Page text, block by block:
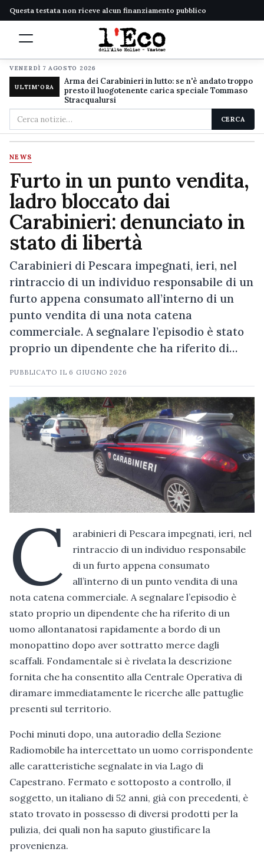
Questa testata non riceve alcun finanziamento pubblico
VENERDÌ 7 AGOSTO 2026
ULTIM'ORA
Arma dei Carabinieri in lutto: se n'è andato troppo
presto il luogotenente carica speciale Tommaso
Stracqualursi
Cerca
nel
sito
CERCA
NEWS
Furto in un punto vendita,
ladro bloccato dai
Carabinieri: denunciato in
stato di libertà
Carabinieri di Pescara impegnati, ieri, nel
rintraccio di un individuo responsabile di un
furto appena consumato all’interno di un
punto vendita di una nota catena
commerciale. A segnalare l’episodio è stato
proprio un dipendente che ha riferito di…
PUBBLICATO IL 6 GIUGNO 2026
C
arabinieri di Pescara impegnati, ieri, nel
rintraccio di un individuo responsabile
di un furto appena consumato
all’interno di un punto vendita di una
nota catena commerciale. A segnalare l’episodio è
stato proprio un dipendente che ha riferito di un
uomo allontanatosi rapidamente a bordo di un
monopattino dopo aver sottratto merce dagli
scaffali. Fondamentale si è rivelata la descrizione
fornita che ha consentito alla Centrale Operativa di
diramare immediatamente le ricerche alle pattuglie
presenti sul territorio.
Pochi minuti dopo, una autoradio della Sezione
Radiomobile ha intercettato un uomo corrispondente
alle caratteristiche segnalate in via Lago di
Capestrano. Fermato e sottoposto a controllo, il
soggetto, un italiano di 52 anni, già con precedenti, è
stato trovato in possesso di diversi prodotti per la
pulizia, dei quali non ha saputo giustificare la
provenienza.